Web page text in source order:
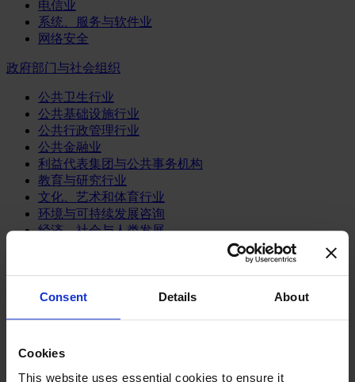
Consent Details About
Cookies
This website uses essential cookies to ensure it
电信业
系统、服务与软件业
网络安全
政府部门与社会组织
公共卫生行业
公共基础设施行业
公共行政管理行业
公共金融业
利益代表集团与公共事务机构
教育与研究行业
文化、艺术和体育行业
环境与可持续发展咨询
经济、社会与人类发展
媒体和娱乐业
消费品
餐饮、旅游与酒店业